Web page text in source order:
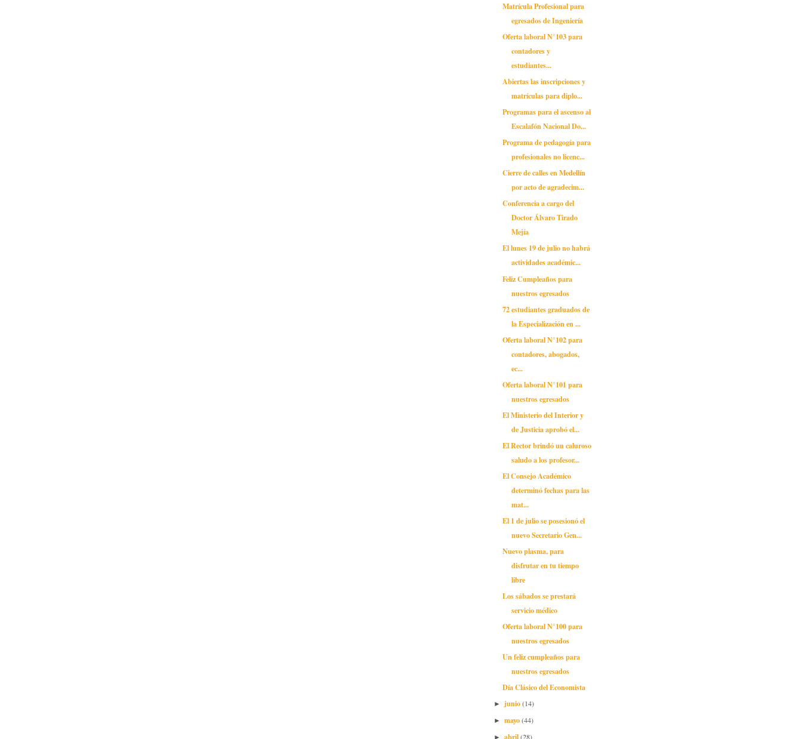
Matrícula Profesional para
egresados de Ingeniería
Oferta laboral N°103 para
contadores y
estudiantes...
Abiertas las inscripciones y
matrículas para diplo...
Programas para el ascenso al
Escalafón Nacional Do...
Programa de pedagogía para
profesionales no licenc...
Cierre de calles en Medellín
por acto de agradecim...
Conferencia a cargo del
Doctor Álvaro Tirado
Mejía
El lunes 19 de julio no habrá
actividades académic...
Feliz Cumpleaños para
nuestros egresados
72 estudiantes graduados de
la Especialización en ...
Oferta laboral N°102 para
contadores, abogados,
ec...
Oferta laboral N°101 para
nuestros egresados
El Ministerio del Interior y
de Justicia aprobó el...
El Rector brindó un caluroso
saludo a los profesor...
El Consejo Académico
determinó fechas para las
mat...
El 1 de julio se posesionó el
nuevo Secretario Gen...
Nuevo plasma, para
disfrutar en tu tiempo
libre
Los sábados se prestará
servicio médico
Oferta laboral N°100 para
nuestros egresados
Un feliz cumpleaños para
nuestros egresados
Día Clásico del Economista
► junio(14)
► mayo(44)
► abril(28)